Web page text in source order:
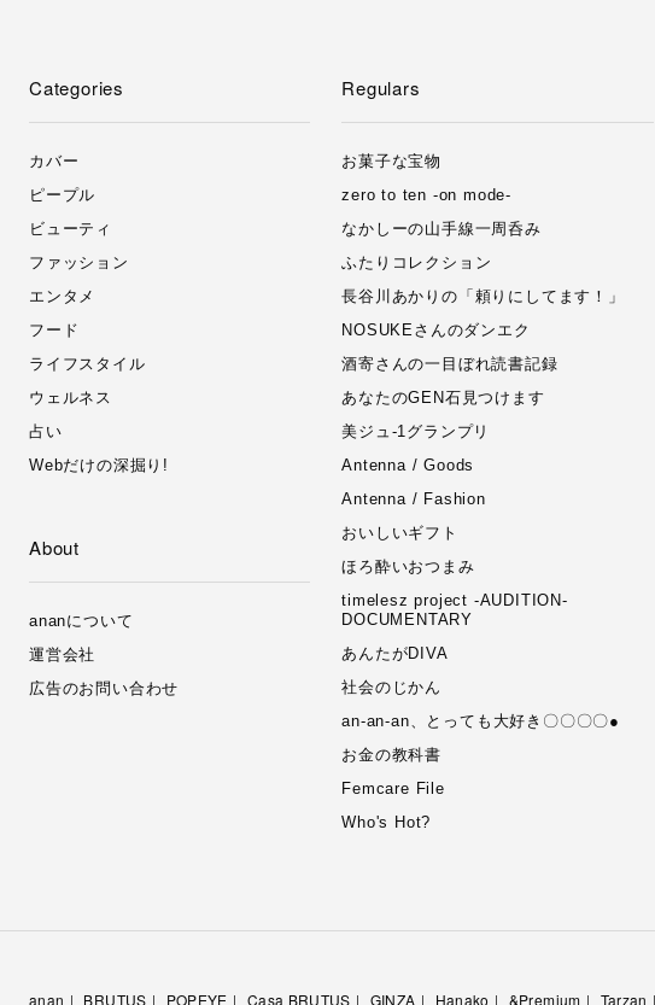
Categories
カバー
ピープル
ビューティ
ファッション
エンタメ
フード
ライフスタイル
ウェルネス
占い
Webだけの深掘り!
About
ananについて
運営会社
広告のお問い合わせ
Regulars
お菓子な宝物
zero to ten -on mode-
なかしーの山手線一周呑み
ふたりコレクション
長谷川あかりの「頼りにしてます！」
NOSUKEさんのダンエク
酒寄さんの一目ぼれ読書記録
あなたのGEN石見つけます
美ジュ‐1グランプリ
Antenna / Goods
Antenna / Fashion
おいしいギフト
ほろ酔いおつまみ
timelesz project -AUDITION-
DOCUMENTARY
あんたがDIVA
社会のじかん
an-an-an、とっても大好き〇〇〇〇●
お金の教科書
Femcare File
Who's Hot?
anan BRUTUS POPEYE Casa BRUTUS GINZA Hanako &Premium Tarzan